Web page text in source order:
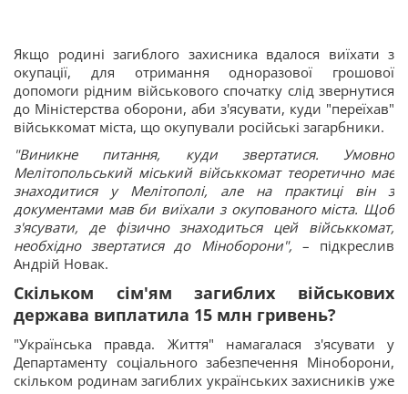
Якщо родині загиблого захисника вдалося виїхати з
окупації, для отримання одноразової грошової
допомоги рідним військового спочатку слід звернутися
до Міністерства оборони, аби з'ясувати, куди "переїхав"
військкомат міста, що окупували російські загарбники.
"Виникне питання, куди звертатися. Умовно
Мелітопольський міський військкомат теоретично має
знаходитися у Мелітополі, але на практиці він з
документами мав би виїхали з окупованого міста. Щоб
з'ясувати, де фізично знаходиться цей військкомат,
необхідно звертатися до Міноборони", – підкреслив
Андрій Новак.
Скільком сім'ям загиблих військових
держава виплатила 15 млн гривень?
"Українська правда. Життя" намагалася з'ясувати у
Департаменту соціального забезпечення Міноборони,
скільком родинам загиблих українських захисників уже